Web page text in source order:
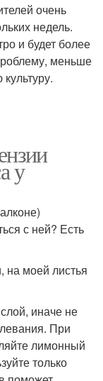
очень
недель.
и будет более
меньше
у
с ней? Есть
на моей листья
иначе не
При
лимонный
только